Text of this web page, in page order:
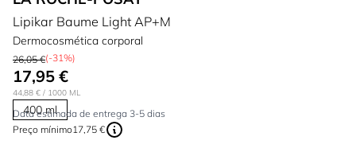
Lipikar Baume Light AP+M
Dermocosmética corporal
26,05 €(-31%)
17,95 €
44,88 € / 1000 ML
400 ml
Data estimada de entrega 3-5 dias
Preço mínimo17,75 €